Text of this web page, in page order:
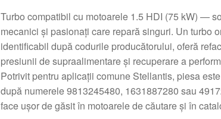
Turbo compatibil cu motoarele 1.5 HDI (75 kW) —
mecanici și pasionați care repară singuri. Un turbo
identificabil după codurile producătorului, oferă
presiunii de supraalimentare și recuperare a
Potrivit pentru aplicații comune Stellantis, piesa
după numerele 9813245480, 1631887280 sau
face ușor de găsit în motoarele de căutare și în